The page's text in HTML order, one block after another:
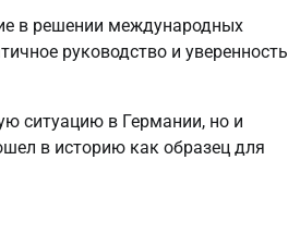
в решении международных
руководство и уверенность
ситуацию в Германии, но и
в историю как образец для